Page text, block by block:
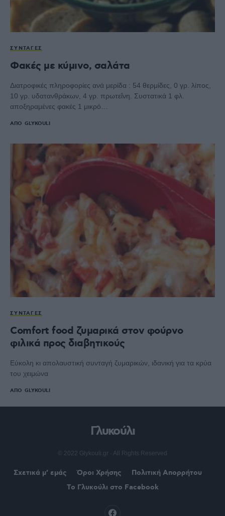
ΣΥΝΤΑΓΈΣ
Φακές με κύμινο, σαλάτα
Διατροφικές πληροφορίες ανά μερίδα : 54 θερμίδες, 0 γρ. λίπος,
10 γρ. υδατανθράκων, 4 γρ. πρωτεΐνη. Συστατικά 1 φλ.
αποξηραμένες φακές 1 μικρό…
ΑΠΌ GLYKOULI
ΣΥΝΤΑΓΈΣ
Comfort food ζυμαρικά στον φούρνο
φιλικά προς διαβητικούς
Εύκολη κι απολαυστική συνταγή ζυμαρικών, ιδανική για τα κρύα
του χειμώνα
ΑΠΌ GLYKOULI
Γλυκούλι
© 2022 Glykouli.gr · All Rights Reserved
Σχετικά μ’ εμάς Όροι Χρήσης
Πολιτική Απορρήτου
Το Γλυκούλι στο Facebook